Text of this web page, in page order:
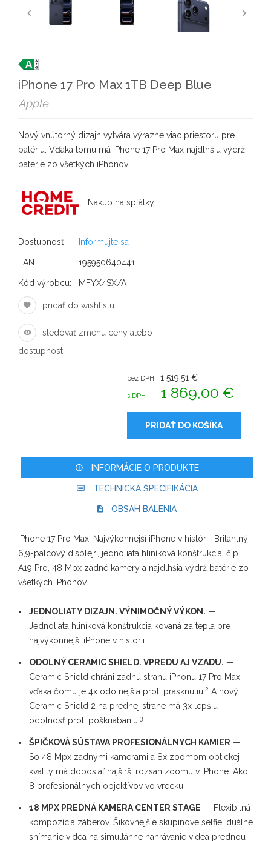
iPhone 17 Pro Max 1TB Deep Blue
Apple
Nový vnútorný dizajn vytvára výrazne viac priestoru pre
batériu. Vďaka tomu má iPhone 17 Pro Max najdlhšiu výdrž
batérie zo všetkých iPhonov.
Nákup na splátky
Dostupnosť: Informujte sa
EAN: 195950640441
Kód výrobcu: MFYX4SX/A
pridať do wishlistu
sledovať zmenu ceny alebo
dostupnosti
bez DPH 1 519,51 €
s DPH 1 869,00 €
PRIDAŤ DO KOŠÍKA
INFORMÁCIE O PRODUKTE
TECHNICKÁ ŠPECIFIKÁCIA
OBSAH BALENIA
iPhone 17 Pro Max. Najvýkonnejší iPhone v histórii. Brilantný
6,9-palcový displej1, jednoliata hliníková konštrukcia, čip
A19 Pro, 48 Mpx zadné kamery a najdlhšia výdrž batérie zo
všetkých iPhonov.
JEDNOLIATY DIZAJN. VÝNIMOČNÝ VÝKON. —
Jednoliata hliníková konštrukcia kovaná za tepla pre
najvýkonnejší iPhone v histórii
ODOLNÝ CERAMIC SHIELD. VPREDU AJ VZADU. —
Ceramic Shield chráni zadnú stranu iPhonu 17 Pro Max,
vďaka čomu je 4x odolnejšia proti prasknutiu. 2 A nový
Ceramic Shield 2 na prednej strane má 3x lepšiu
odolnosť proti poškriabaniu. 3
ŠPIČKOVÁ SÚSTAVA PROFESIONÁLNYCH KAMIER —
So 48 Mpx zadnými kamerami a 8x zoomom optickej
kvality má doposiaľ najširší rozsah zoomu v iPhone. Ako
8 profesionálnych objektívov vo vrecku.
18 MPX PREDNÁ KAMERA CENTER STAGE — Flexibilná
kompozícia záberov. Šikovnejšie skupinové selfie, duálne
snímanie videa na simultánne nahrávanie videa prednou